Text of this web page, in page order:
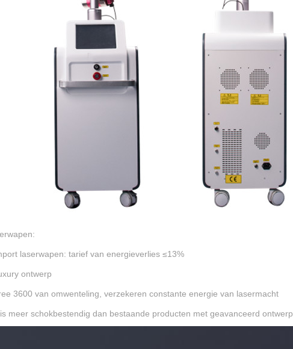
laserwapen: tarief van energieverlies ≤13%
ontwerp
3600 van omwenteling, verzekeren constante energie van lasermacht
meer schokbestendig dan bestaande producten met geavanceerd ontwerp